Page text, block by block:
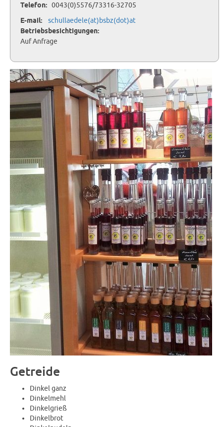
Telefon: 0043(0)5576/73316-32705
E-mail: schullaedele(at)bsbz(dot)at​​​​​​​
Betriebsbesichtigungen:
Auf Anfrage
Getreide
Dinkel ganz
Dinkelmehl
Dinkelgrieß
Dinkelbrot